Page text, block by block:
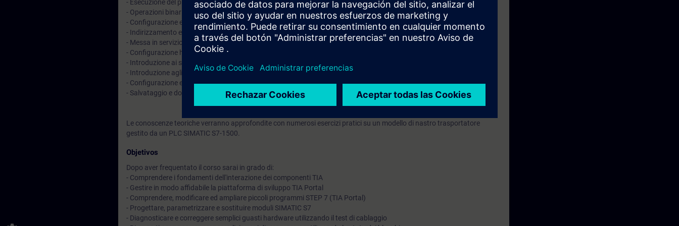
- Esecuzione del programma nei sistemi di automazione
- Operazioni binarie e digitali nello schema a contatti (LAD/KOP) e nel diagramma a blocchi funzione (FBD/FUP)
- Configurazione e installazione del sistema di automazione
- Indirizzamento e cablaggio dei moduli di segnale
- Messa in servizio hardware e software del sistema di automazione SIMATIC S7 con TIA Portal
- Configurazione hardware e parametrizzazione SIMATIC S7
- Introduzione ai sistemi di controllo e monitoraggio SIMATIC HMI
- Introduzione agli azionamenti SINAMICS
- Configurazione e parametrizzazione di una rete PROFINET IO
- Salvataggio e documentazione delle modifiche al programma implementate con TIA Portal
Le conoscenze teoriche verranno approfondite con numerosi esercizi pratici su un modello di nastro trasportatore
gestito da un PLC SIMATIC S7-1500.
Objetivos
Dopo aver frequentato il corso sarai in grado di:
- Comprendere i fondamenti dell'interazione dei componenti TIA
- Gestire in modo affidabile la piattaforma di sviluppo TIA Portal
- Comprendere, modificare ed ampliare piccoli programmi STEP 7 (TIA Portal)
- Progettare, parametrizzare e sostituire moduli SIMATIC S7
- Diagnosticare e correggere semplici guasti hardware utilizzando il test di cablaggio